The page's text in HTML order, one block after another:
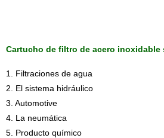
Cartucho de filtro de acero inoxidable
1. Filtraciones de agua
2. El sistema hidráulico
3. Automotive
4. La neumática
5. Producto químico